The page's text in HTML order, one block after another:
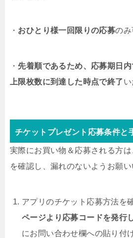
・ おひとり様一回限りの応募のみ
・ 先着順であるため、応募期日
上限枚数に到達した時点で終了
チケットプレゼント応募条件と
実際にお買い物＆応募される方
を確認し、漏れのないようお願い
アプリのチケット応募方法を
ページより応募コードを発行
にお問い合わせ欄への貼り付